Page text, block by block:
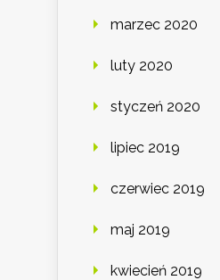
marzec 2020
luty 2020
styczeń 2020
lipiec 2019
czerwiec 2019
maj 2019
kwiecień 2019